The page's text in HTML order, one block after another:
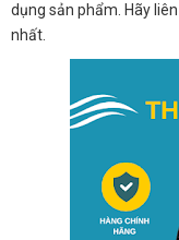
dụng sản phẩm. Hãy
nhất.